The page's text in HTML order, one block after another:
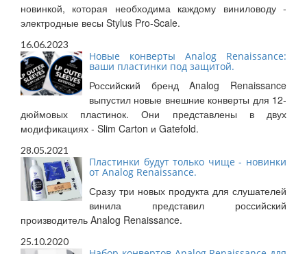
новинкой, которая необходима каждому виниловоду -
электродные весы Stylus Pro-Scale.
16.06.2023
Новые конверты Analog Renaissance:
ваши пластинки под защитой.
Российский бренд Analog Renaissance
выпустил новые внешние конверты для 12-
дюймовых пластинок. Они представлены в двух
модификациях - Slim Carton и Gatefold.
28.05.2021
Пластинки будут только чище - новинки
от Analog Renaissance.
Сразу три новых продукта для слушателей
винила представил российский
производитель Analog Renaissance.
25.10.2020